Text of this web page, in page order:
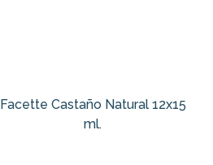
Facette Castaño Natural 12x15
ml.